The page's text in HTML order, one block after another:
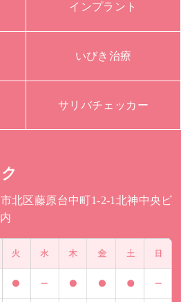
インプラント
いびき治療
サリバチェッカー
北区藤原台中町1-2-1北神中央ビ